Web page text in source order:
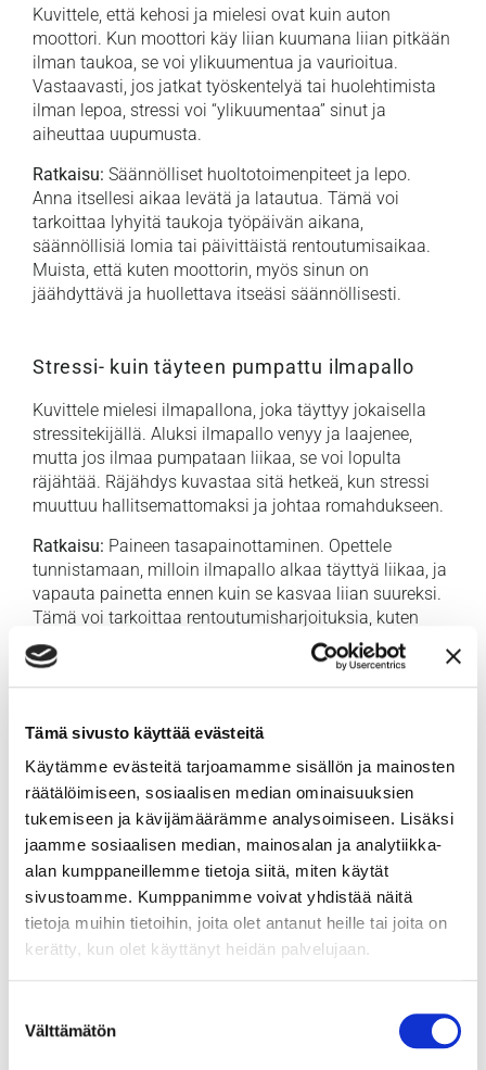
Tämä sivusto käyttää evästeitä
Käytämme evästeitä tarjoamamme sisällön ja mainosten
räätälöimiseen, sosiaalisen median ominaisuuksien
tukemiseen ja kävijämäärämme analysoimiseen. Lisäksi
jaamme sosiaalisen median, mainosalan ja analytiikka-
alan kumppaneillemme tietoja siitä, miten käytät
sivustoamme. Kumppanimme voivat yhdistää näitä
tietoja muihin tietoihin, joita olet antanut heille tai joita on
kerätty, kun olet käyttänyt heidän palvelujaan.
valinta
Välttämätön
Kuvittele, että kehosi ja mielesi ovat kuin auton
moottori. Kun moottori käy liian kuumana liian pitkään
ilman taukoa, se voi ylikuumentua ja vaurioitua.
Vastaavasti, jos jatkat työskentelyä tai huolehtimista
ilman lepoa, stressi voi “ylikuumentaa” sinut ja
aiheuttaa uupumusta.
Ratkaisu: Säännölliset huoltotoimenpiteet ja lepo.
Anna itsellesi aikaa levätä ja latautua. Tämä voi
tarkoittaa lyhyitä taukoja työpäivän aikana,
säännöllisiä lomia tai päivittäistä rentoutumisaikaa.
Muista, että kuten moottorin, myös sinun on
jäähdyttävä ja huollettava itseäsi säännöllisesti.
Stressi- kuin täyteen pumpattu ilmapallo
Kuvittele mielesi ilmapallona, joka täyttyy jokaisella
stressitekijällä. Aluksi ilmapallo venyy ja laajenee,
mutta jos ilmaa pumpataan liikaa, se voi lopulta
räjähtää. Räjähdys kuvastaa sitä hetkeä, kun stressi
muuttuu hallitsemattomaksi ja johtaa romahdukseen.
Ratkaisu: Paineen tasapainottaminen. Opettele
tunnistamaan, milloin ilmapallo alkaa täyttyä liikaa, ja
vapauta painetta ennen kuin se kasvaa liian suureksi.
Tämä voi tarkoittaa rentoutumisharjoituksia, kuten
syvähengitystä tai liikuntaa. Opettele myös
tunnistamaan omat stressirajasi ja toimimaan ennen
kuin paine kasvaa liian suureksi.
Stressi- kuin piilotettu jäävuori
Kuvittele, että stressisi on kuin jäävuori – suuri osa
siitä on pinnan alla, piilossa näkyviltä. Pinnan
yläpuolella näkyvät vain pienet stressin ilmentymät,
mutta pinnan alla piilee suuri määrä käsittelemätöntä
stressiä ja huolia.
Ratkaisu:
Tietoisuus ja itsetutkiskelu. Tunnista ja tuo
pinnalle ne stressin osa-alueet, jotka ovat piilossa.
tunnistat stressin juurisyyt, voit alkaa työskennellä